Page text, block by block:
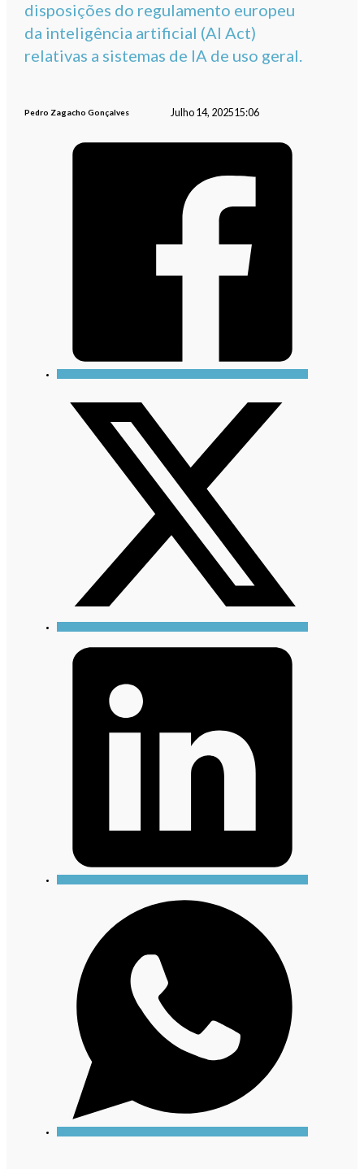
disposições do regulamento europeu
da inteligência artificial (AI Act)
relativas a sistemas de IA de uso geral.
Pedro Zagacho Gonçalves Julho 14, 202515:06